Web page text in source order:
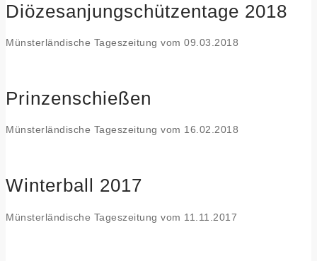
Diözesanjungschützentage 2018
Münsterländische Tageszeitung vom 09.03.2018
Prinzenschießen
Münsterländische Tageszeitung vom 16.02.2018
Winterball 2017
Münsterländische Tageszeitung vom 11.11.2017